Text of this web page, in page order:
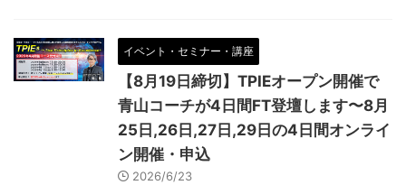
イベント・セミナー・講座
【8月19日締切】TPIEオープン開催で
青山コーチが4日間FT登壇します〜8月
25日,26日,27日,29日の4日間オンライ
ン開催・申込
2026/6/23